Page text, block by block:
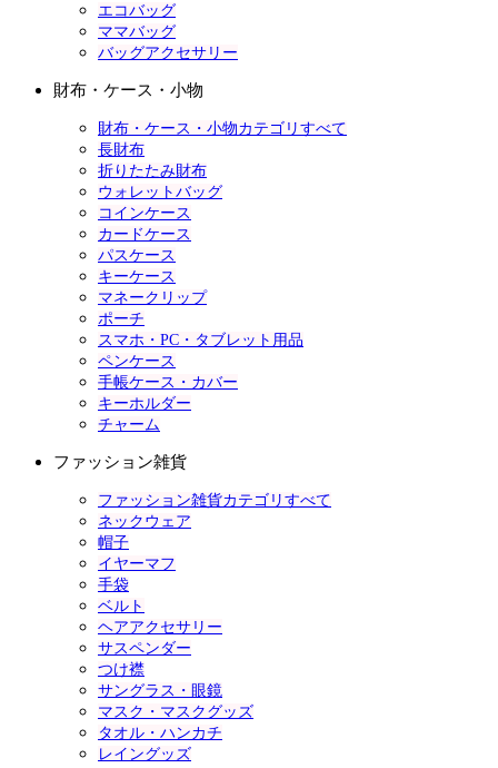
エコバッグ
ママバッグ
バッグアクセサリー
財布・ケース・小物
財布・ケース・小物カテゴリすべて
長財布
折りたたみ財布
ウォレットバッグ
コインケース
カードケース
パスケース
キーケース
マネークリップ
ポーチ
スマホ・PC・タブレット用品
ペンケース
手帳ケース・カバー
キーホルダー
チャーム
ファッション雑貨
ファッション雑貨カテゴリすべて
ネックウェア
帽子
イヤーマフ
手袋
ベルト
ヘアアクセサリー
サスペンダー
つけ襟
サングラス・眼鏡
マスク・マスクグッズ
タオル・ハンカチ
レイングッズ